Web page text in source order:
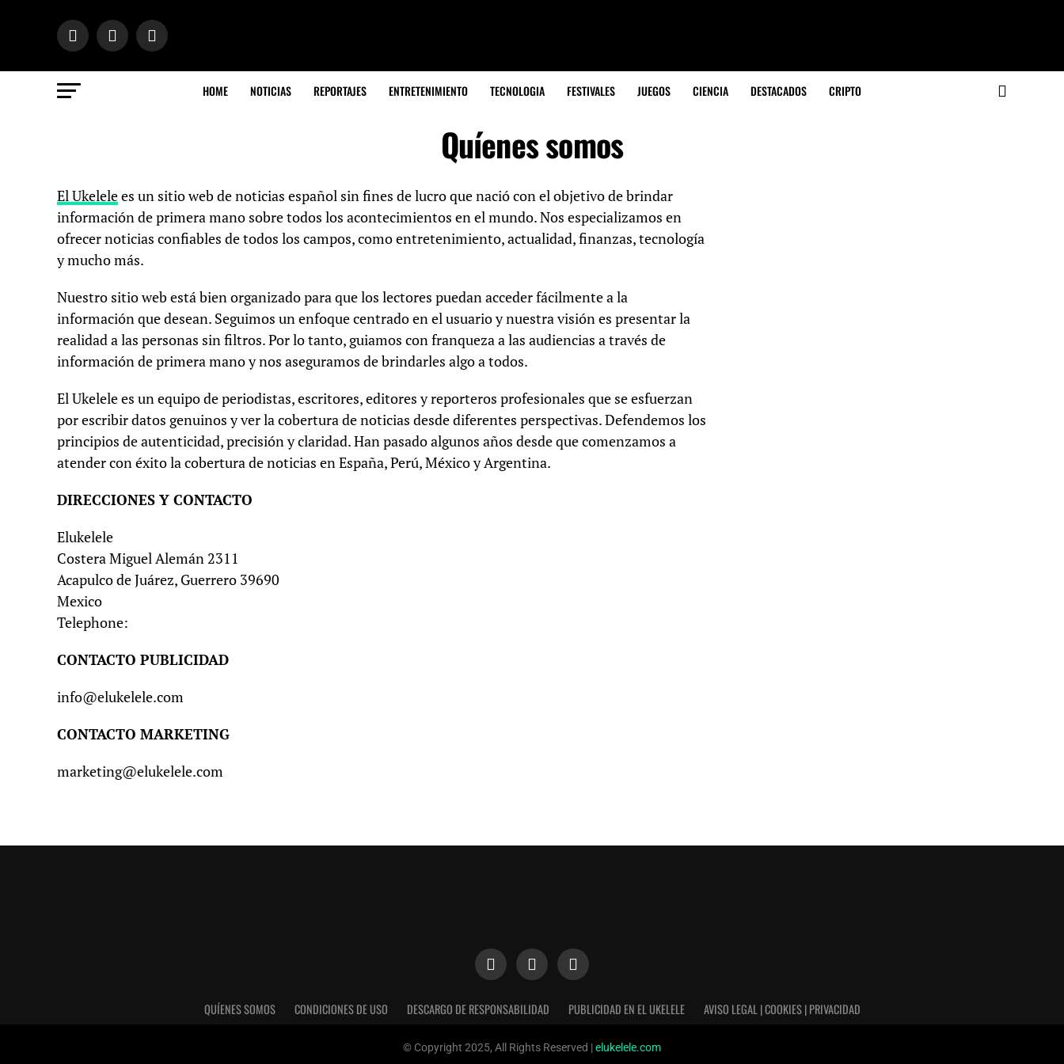
HOME NOTICIAS REPORTAJES ENTRETENIMIENTO TECNOLOGIA FESTIVALES JUEGOS CIENCIA DESTACADOS CRIPTO
Quíenes somos
El Ukelelees un sitio web de noticias español sin fines de lucro que nació con el objetivo de brindar
información de primera mano sobre todos los acontecimientos en el mundo. Nos especializamos en
ofrecer noticias confiables de todos los campos, como entretenimiento, actualidad, finanzas, tecnología
y mucho más.
Nuestro sitio web está bien organizado para que los lectores puedan acceder fácilmente a la
información que desean. Seguimos un enfoque centrado en el usuario y nuestra visión es presentar la
realidad a las personas sin filtros. Por lo tanto, guiamos con franqueza a las audiencias a través de
información de primera mano y nos aseguramos de brindarles algo a todos.
El Ukelele es un equipo de periodistas, escritores, editores y reporteros profesionales que se esfuerzan
por escribir datos genuinos y ver la cobertura de noticias desde diferentes perspectivas. Defendemos los
principios de autenticidad, precisión y claridad. Han pasado algunos años desde que comenzamos a
atender con éxito la cobertura de noticias en España, Perú, México y Argentina.
DIRECCIONES Y CONTACTO
Elukelele
Costera Miguel Alemán 2311
Acapulco de Juárez, Guerrero 39690
Mexico
Telephone:
CONTACTO PUBLICIDAD
info@elukelele.com
CONTACTO MARKETING
marketing@elukelele.com
QUÍENES SOMOS CONDICIONES DE USO DESCARGO DE RESPONSABILIDAD PUBLICIDAD EN EL UKELELE AVISO LEGAL | COOKIES | PRIVACIDAD
© Copyright 2025, All Rights Reserved |elukelele.com
Utilizamos cookies para darte una mejor experiencia en nuestra web. Puedes informarte sobre qué cookies estamos utilizando o